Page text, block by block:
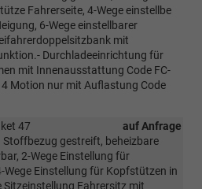
Fahrerseite, 4-Wege einstellbe
6-Wege einstellbarer
mit
Durchladeeinrichtung für
mit Innenausstattung Code FC-
Motion nur mit Auflastung Code
auf Anfrage
47
gestreift, beheizbare
2-Wege Einstellung für
Einstellung für Kopfstützen in
Sitzeinstellung Fahrersitz mit